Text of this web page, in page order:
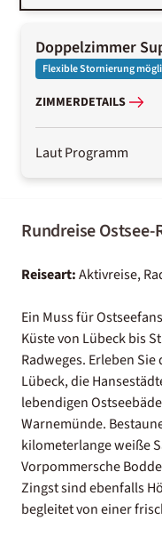
Doppelzimmer
Flexible Stornierung
ZIMMERDETAILS
Laut Programm
Rundreise
Reiseart:Aktivreise,
Ein Muss für
Küste von Lübeck bis
Radweges. Erleben
Lübeck, die
lebendigen
Warnemünde.
kilometerlange weiße
Vorpommersche
Zingst sind ebenfalls
begleitet von einer